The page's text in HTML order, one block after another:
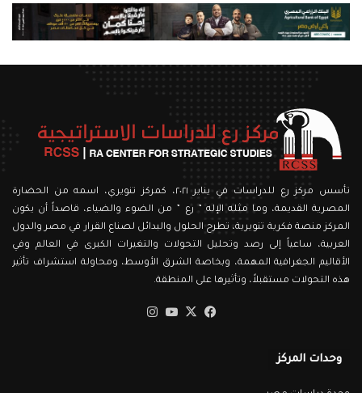
تأسس مركز رع للدراسات في يناير ٢٠٢١، كمركز تنويري، اسمه من الحضارة
المصرية القديمة، وما مثله الإله ” رع ” من الضوء والضياء، قاصداً أن يكون
المركز منصة فكرية تنويرية، تطرح الحلول والبدائل لصناع القرار في مصر والدول
العربية، ساعياً إلى رصد وتحليل التحولات والتغيرات الكبرى في العالم وفي
الأقاليم الجغرافية المهمة، وبخاصة الشرق الأوسط، ومحاولة استشراف تأثير
هذه التحولات مستقبلاً، وتأثيرها على المنطقة.
فيسبوك
‫X
‫YouTube
وحدات المركز